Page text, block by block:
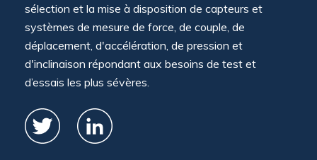
sélection et la mise à disposition de capteurs et
systèmes de mesure de force, de couple, de
déplacement, d'accélération, de pression et
d'inclinaison répondant aux besoins de test et
d’essais les plus sévères.